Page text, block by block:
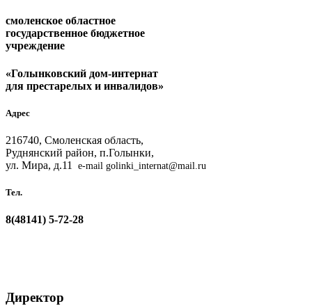
смоленское областное
государственное бюджетное
учреждение
«Голынковский дом-интернат
для престарелых и инвалидов»
Адрес
216740, Смоленская область,
Руднянский район, п.Голынки,
ул. Мира, д.11 e-mail golinki_internat@mail.ru
Тел.
8(48141) 5-72-28
Директор